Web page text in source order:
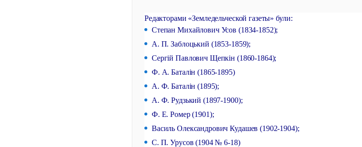
Редакторами «Земледельческой газеты» були:
Степан Михайлович Усов (1834-1852);
А. П. Заблоцький (1853-1859);
Сергій Павлович Щепкін (1860-1864);
Ф. А. Баталін (1865-1895)
А. Ф. Баталін (1895);
А. Ф. Рудзький (1897-1900);
Ф. Е. Ромер (1901);
Василь Олександрович Кудашев (1902-1904);
С. П. Урусов (1904 № 6-18)